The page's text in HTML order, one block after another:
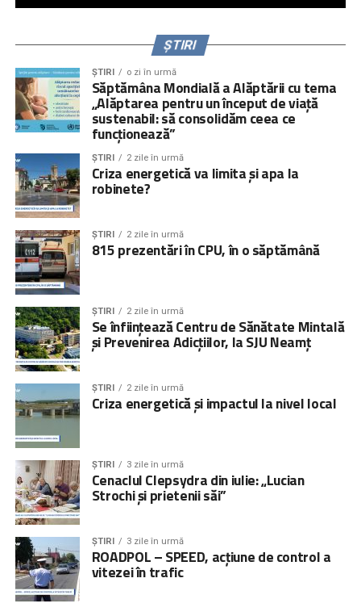
ȘTIRI
ȘTIRI o zi în urmă
Săptămâna Mondială a Alăptării cu tema
„Alăptarea pentru un început de viață
sustenabil: să consolidăm ceea ce
funcționează”
ȘTIRI 2 zile în urmă
Criza energetică va limita și apa la
robinete?
ȘTIRI 2 zile în urmă
815 prezentări în CPU, în o săptămână
ȘTIRI 2 zile în urmă
Se înființează Centru de Sănătate Mintală
și Prevenirea Adicțiilor, la SJU Neamț
ȘTIRI 2 zile în urmă
Criza energetică și impactul la nivel local
ȘTIRI 3 zile în urmă
Cenaclul Clepsydra din iulie: „Lucian
Strochi și prietenii săi”
ȘTIRI 3 zile în urmă
ROADPOL – SPEED, acțiune de control a
vitezei în trafic